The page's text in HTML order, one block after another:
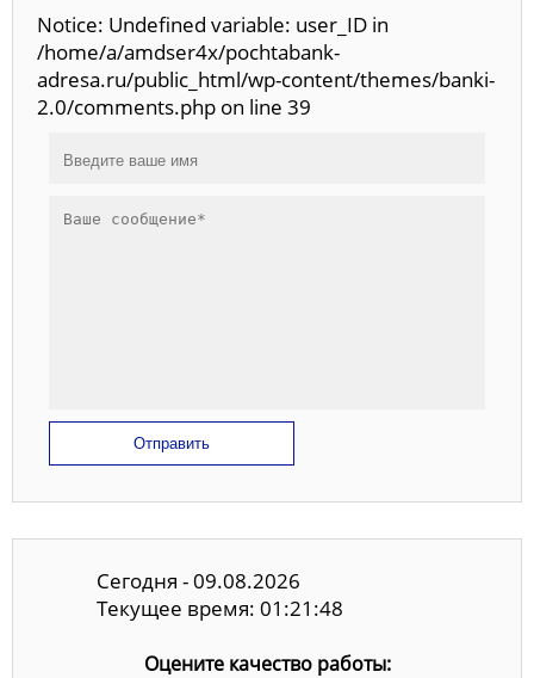
Notice: Undefined variable: user_ID in
/home/a/amdser4x/pochtabank-
adresa.ru/public_html/wp-content/themes/banki-
2.0/comments.php on line 39
Отправить
Сегодня - 09.08.2026
Текущее время: 01:21:49
Оцените качество работы: